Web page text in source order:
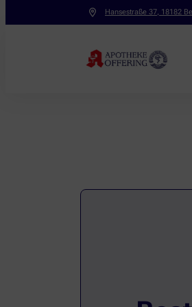
Hansestraße 37, 18182